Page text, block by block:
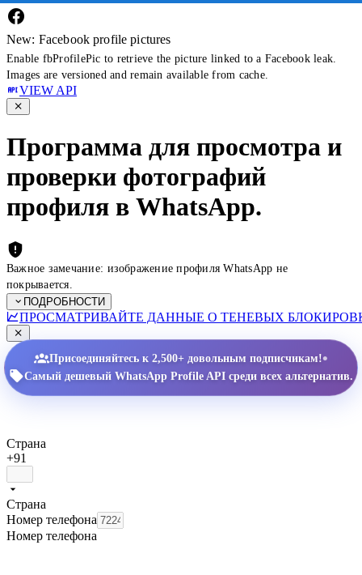
New: Facebook profile pictures
Enable fbProfilePic to retrieve the picture linked to a Facebook leak.
Images are versioned and remain available from cache.
VIEW API
Программа для просмотра и
проверки фотографий
профиля в WhatsApp.
Важное замечание: изображение профиля WhatsApp не
покрывается.
ПОДРОБНОСТИ
ПРОСМАТРИВАЙТЕ ДАННЫЕ О ТЕНЕВЫХ
Присоединяйтесь к 2,500+ довольным подписчикам!•
Самый дешевый WhatsApp Profile API среди всех альтернатив.
Страна
+91
Страна
Номер телефона
Номер телефона